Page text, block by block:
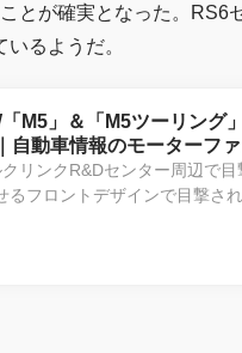
とが確実となった。RS6
るようだ。
M5」＆「M5ツーリング
動車情報のモーターフ
リンクR&Dセンター周辺で目
フロントデザインで目撃さ